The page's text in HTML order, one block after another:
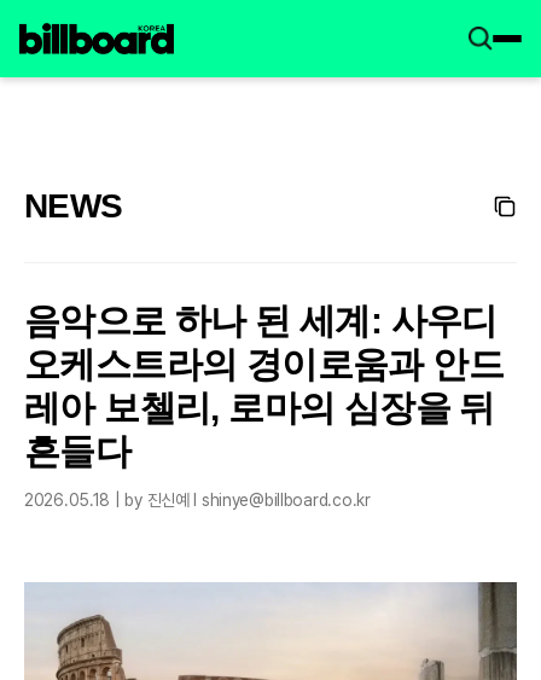
NEWS
음악으로 하나 된 세계: 사우디
오케스트라의 경이로움과 안드
레아 보첼리, 로마의 심장을 뒤
흔들다
2026.05.18 | by 진신예 l shinye@billboard.co.kr